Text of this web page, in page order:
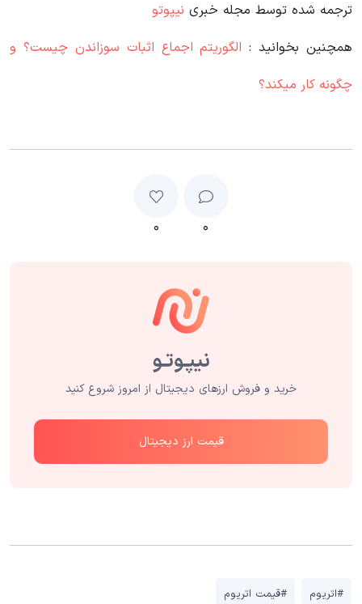
ترجمه شده توسط مجله خبری نیپوتو
همچنین بخوانید : الگوریتم اجماع اثبات سوزاندن چیست؟ و
چگونه کار میکند؟
۰ ۰
خرید و فروش ارزهای دیجیتال از امروز شروع کنید
قیمت ارز دیجیتال
#اتریوم #قیمت اتریوم